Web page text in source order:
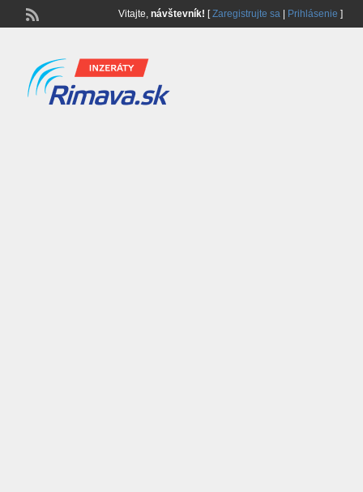
Vitajte, návštevník! [Zaregistrujte sa| Prihlásenie ]